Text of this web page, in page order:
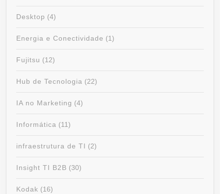
Desktop (4)
Energia e Conectividade (1)
Fujitsu (12)
Hub de Tecnologia (22)
IA no Marketing (4)
Informática (11)
infraestrutura de TI (2)
Insight TI B2B (30)
Kodak (16)